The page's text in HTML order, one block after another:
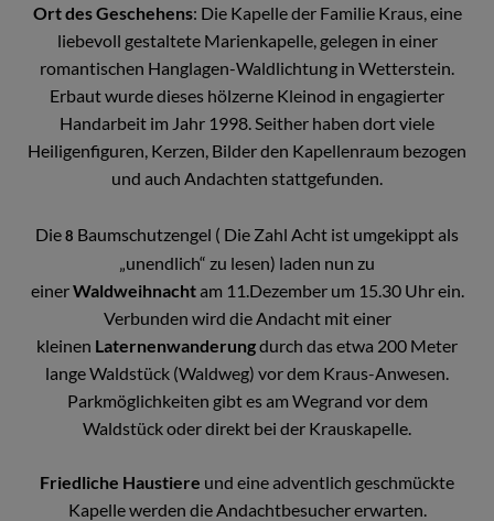
Ort des Geschehens: Die Kapelle der Familie Kraus, eine
liebevoll gestaltete Marienkapelle, gelegen in einer
romantischen Hanglagen-Waldlichtung in Wetterstein.
Erbaut wurde dieses hölzerne Kleinod in engagierter
Handarbeit im Jahr 1998. Seither haben dort viele
Heiligenfiguren, Kerzen, Bilder den Kapellenraum bezogen
und auch Andachten stattgefunden.
Die8 Baumschutzengel ( Die Zahl Acht ist umgekippt als
„unendlich“ zu lesen) laden nun zu
einerWaldweihnachtam 11.Dezember um 15.30 Uhr ein.
Verbunden wird die Andacht mit einer
kleinen Laternenwanderungdurch das etwa 200 Meter
lange Waldstück (Waldweg) vor dem Kraus-Anwesen.
Parkmöglichkeiten gibt es am Wegrand vor dem
Waldstück oder direkt bei der Krauskapelle.
Friedliche Haustiere und eine adventlich geschmückte
Kapelle werden die Andachtbesucher erwarten.